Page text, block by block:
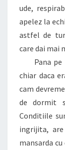
ude,
apelez la
astfel de
care dai mai
Pana pe
chiar daca
cam
de dormit
Conditiile
ingrijita,
mansarda